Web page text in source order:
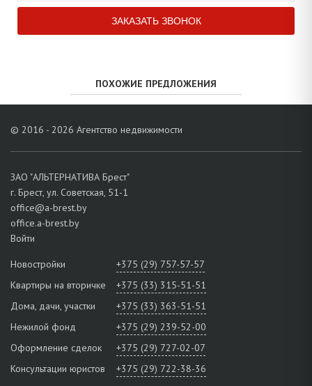
ПОХОЖИЕ ПРЕДЛОЖЕНИЯ
© 2016 - 2026 Агентство недвижимости
ЗАО "АЛЬТЕРНАТИВА Брест"
г. Брест, ул. Советская, 51-1
office@a-brest.by
office.a-brest.by
Войти
Новостройки
+375 (29) 757-57-57
Квартиры на вторичке
+375 (33) 315-51-51
Дома, дачи, участки
+375 (33) 363-51-51
Нежилой фонд
+375 (29) 239-52-00
Оформление сделок
+375 (29) 727-02-07
Консультации юристов
+375 (29) 722-38-36